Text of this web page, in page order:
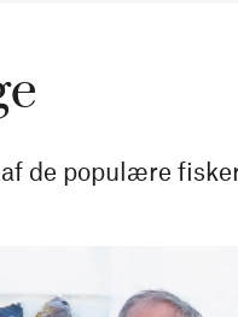
de populære